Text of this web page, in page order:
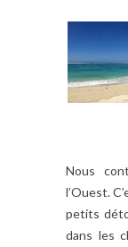
Nous
l’Ouest.
petits
dans les